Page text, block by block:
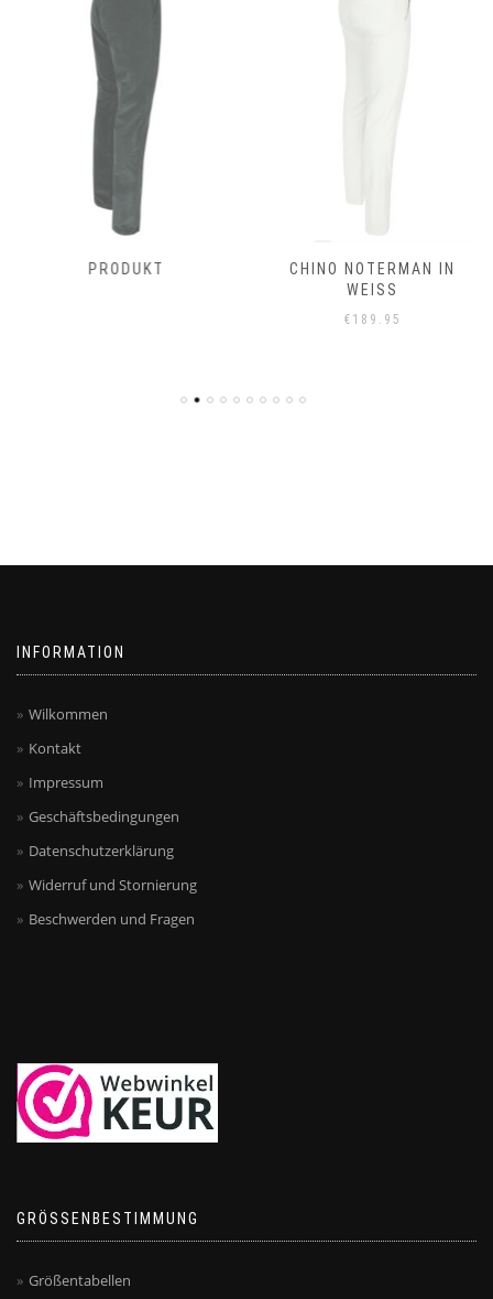
PRODUKT
CHINO NOTERMAN IN
WEISS
€189.95
INFORMATION
Wilkommen
Kontakt
Impressum
Geschäftsbedingungen
Datenschutzerklärung
Widerruf und Stornierung
Beschwerden und Fragen
GRÖSSENBESTIMMUNG
Größentabellen